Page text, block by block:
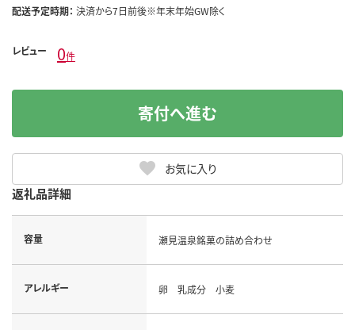
配送予定時期： 決済から7日前後※年末年始GW除く
レビュー 0件
お気に入り
寄付へ進む
返礼品詳細
容量 瀬見温泉銘菓の詰め合わせ
アレルギー 卵 乳成分 小麦